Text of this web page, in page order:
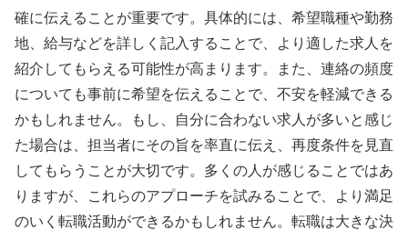
確に伝えることが重要です。具体的には、希望職種や勤務
地、給与などを詳しく記入することで、より適した求人を
紹介してもらえる可能性が高まります。また、連絡の頻度
についても事前に希望を伝えることで、不安を軽減できる
かもしれません。もし、自分に合わない求人が多いと感じ
た場合は、担当者にその旨を率直に伝え、再度条件を見直
してもらうことが大切です。多くの人が感じることではあ
りますが、これらのアプローチを試みることで、より満足
のいく転職活動ができるかもしれません。転職は大きな決